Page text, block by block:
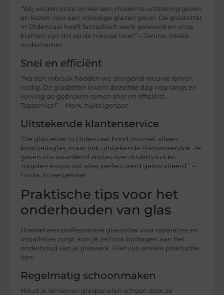
“Wij wilden onze winkel een moderne uitstraling geven
en kozen voor een volledige glazen gevel. De glaszetter
in Oldenzaal heeft fantastisch werk geleverd en onze
klanten zijn dol op de nieuwe look!” – Janine, lokale
ondernemer
Snel en efficiënt
“Na een inbraak hadden we dringend nieuwe ramen
nodig. De glaszetter kwam dezelfde dag nog langs en
verving de gebroken ramen snel en efficiënt.
Topservice!” – Mark, huiseigenaar
Uitstekende klantenservice
“De glaszetter in Oldenzaal bood ons niet alleen
kwaliteitsglas, maar ook uitstekende klantenservice. Ze
gaven ons waardevol advies over onderhoud en
zorgden ervoor dat alles perfect werd geïnstalleerd.” –
Linda, huiseigenaar
Praktische tips voor het
onderhouden van glas
Hoewel een professionele glaszetter voor reparaties en
installaties zorgt, kun je zelf ook bijdragen aan het
onderhoud van je glaswerk. Hier zijn enkele praktische
tips:
Regelmatig schoonmaken
Houd je ramen en glaspanelen schoon door ze